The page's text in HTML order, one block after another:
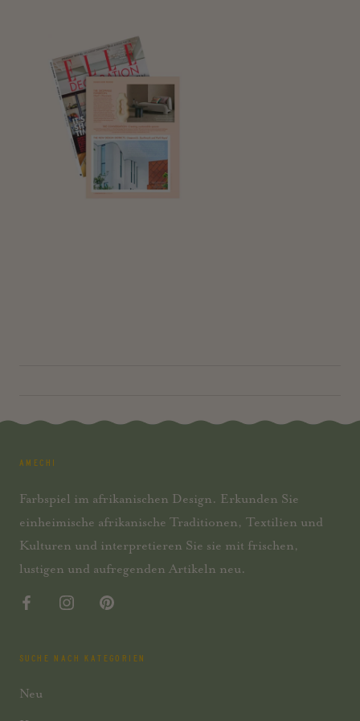
AMECHI
Farbspiel im afrikanischen Design. Erkunden Sie
einheimische afrikanische Traditionen, Textilien und
Kulturen und interpretieren Sie sie mit frischen,
lustigen und aufregenden Artikeln neu.
SUCHE NACH KATEGORIEN
Neu